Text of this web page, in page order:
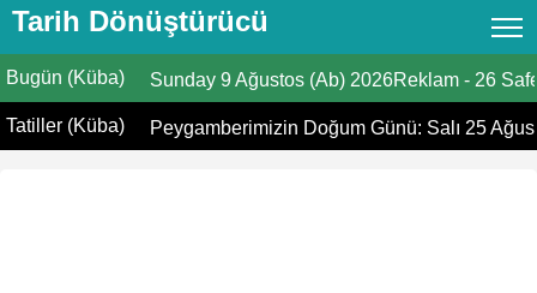
Tarih Dönüştürücü
Tarih Dönüştürücü
Hicri Takvim
Bugün (Küba) Sunday 9 Ağustos (Ab) 2026Reklam-26
Tatiller (Küba) Peygamberimizin Doğum Günü: Salı 25